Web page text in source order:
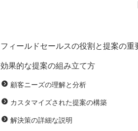
フィールドセールスの役割と提案の重
効果的な提案の組み立て方
顧客ニーズの理解と分析
カスタマイズされた提案の構築
解決策の詳細な説明